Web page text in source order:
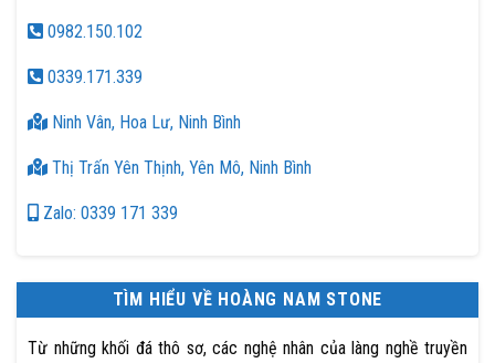
0982.150.102
0339.171.339
Ninh Vân, Hoa Lư, Ninh Bình
Thị Trấn Yên Thịnh, Yên Mô, Ninh Bình
Zalo: 0339 171 339
TÌM HIỂU VỀ HOÀNG NAM STONE
Từ những khối đá thô sơ, các nghệ nhân của làng nghề truyền